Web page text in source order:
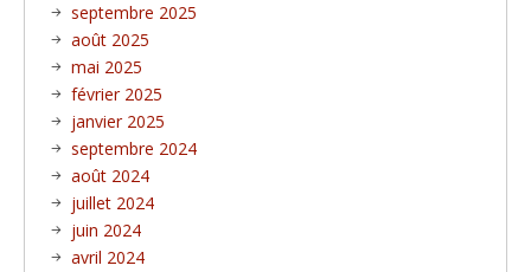
septembre 2025
août 2025
mai 2025
février 2025
janvier 2025
septembre 2024
août 2024
juillet 2024
juin 2024
avril 2024